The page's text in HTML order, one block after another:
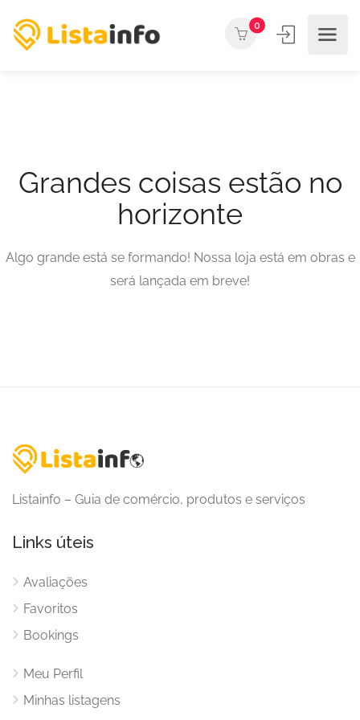
0
Grandes coisas estão no
horizonte
Algo grande está se formando! Nossa loja está em obras e
será lançada em breve!
Listainfo – Guia de comércio, produtos e serviços
Links úteis
Avaliações
Favoritos
Bookings
Meu Perfil
Minhas listagens